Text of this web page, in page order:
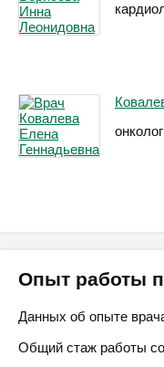
онколог
Опыт работы
Данных об опыте
Общий стаж работы